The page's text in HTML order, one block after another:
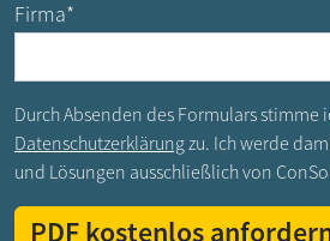
Firma*
Durch Absenden des Formulars stimme
Datenschutzerklärungzu. Ich werde
und Lösungen ausschließlich von